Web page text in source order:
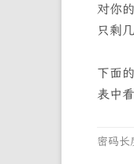
对你
只剩
下面
表中
密码长